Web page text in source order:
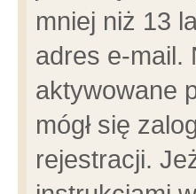
mniej niż 13
adres e-mail.
aktywowane
mógł się
rejestracji.